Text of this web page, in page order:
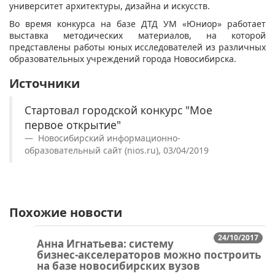
университет архитектуры, дизайна и искусств.
Во время конкурса на базе ДТД УМ «Юниор» работает
выставка методических материалов, на которой
представлены работы юных исследователей из различных
образовательных учреждений города Новосибирска.
Источники
Стартовал городской конкурс "Мое
первое открытие"
Новосибирский информационно-
образовательный сайт (nios.ru), 03/04/2019
Похожие новости
24/10/2017
Анна Игнатьева: систему
бизнес-акселераторов можно построить
на базе новосибирских вузов